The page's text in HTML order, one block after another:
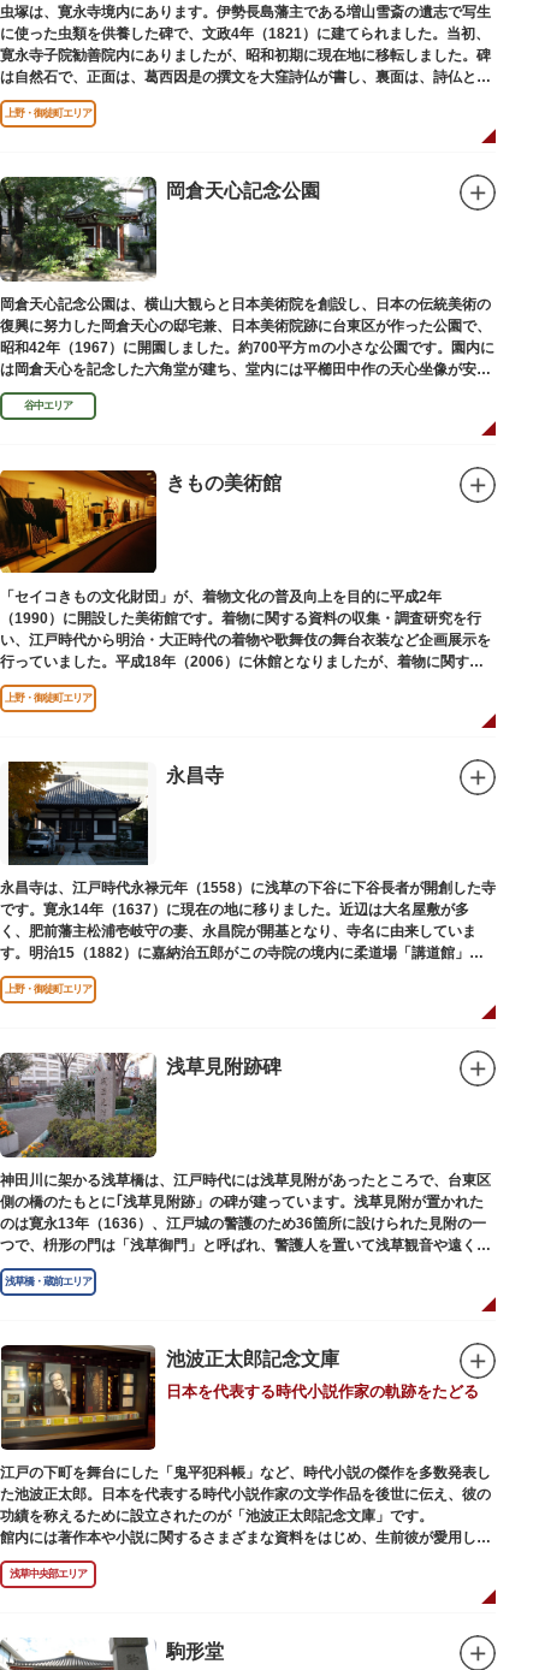
虫塚は、寛永寺境内にあります。伊勢長島藩主である増山雪斎の遺志で写生
に使った虫類を供養した碑で、文政4年（1821）に建てられました。当初、
寛永寺子院勧善院内にありましたが、昭和初期に現在地に移転しました。碑
は自然石で、正面は、葛西因是の撰文を大窪詩仏が書し、裏面は、詩仏と菊
池五山の自筆の詩が刻まれています。
上野・御徒町エリア
岡倉天心記念公園
岡倉天心記念公園は、横山大観らと日本美術院を創設し、日本の伝統美術の
復興に努力した岡倉天心の邸宅兼、日本美術院跡に台東区が作った公園で、
昭和42年（1967）に開園しました。約700平方ｍの小さな公園です。園内に
は岡倉天心を記念した六角堂が建ち、堂内には平櫛田中作の天心坐像が安置
されています。
谷中エリア
きもの美術館
「セイコきもの文化財団」が、着物文化の普及向上を目的に平成2年
（1990）に開設した美術館です。着物に関する資料の収集・調査研究を行
い、江戸時代から明治・大正時代の着物や歌舞伎の舞台衣装など企画展示を
行っていました。平成18年（2006）に休館となりましたが、着物に関する
調査研究等は引き続き本財団で行っています。
平成18年（2006）に休館
上野・御徒町エリア
永昌寺
永昌寺は、江戸時代永禄元年（1558）に浅草の下谷に下谷長者が開創した寺
です。寛永14年（1637）に現在の地に移りました。近辺は大名屋敷が多
く、肥前藩主松浦壱岐守の妻、永昌院が開基となり、寺名に由来していま
す。明治15（1882）に嘉納治五郎がこの寺院の境内に柔道場「講道館」を
設立しました。
上野・御徒町エリア
浅草見附跡碑
神田川に架かる浅草橋は、江戸時代には浅草見附があったところで、台東区
側の橋のたもとに｢浅草見附跡」の碑が建っています。浅草見附が置かれた
のは寛永13年（1636）、江戸城の警護のため36箇所に設けられた見附の一
つで、枡形の門は「浅草御門」と呼ばれ、警護人を置いて浅草観音や遠くは
奥州へ往来する人々を取り締まりました。
浅草橋・蔵前エリア
池波正太郎記念文庫
日本を代表する時代小説作家の軌跡をたどる
江戸の下町を舞台にした「鬼平犯科帳」など、時代小説の傑作を多数発表し
た池波正太郎。日本を代表する時代小説作家の文学作品を後世に伝え、彼の
功績を称えるために設立されたのが「池波正太郎記念文庫」です。
館内には著作本や小説に関するさまざまな資料をはじめ、生前彼が愛用して
いた万年筆やパイプ、帽子などが展示されています。書斎も復元されてお
り、池波正太郎をより身近に感じられるスポットです。また「池波グッズ」
とよばれる、作品の舞台を紹介した古地図やポストカード、扇子など様々な
浅草中央部エリア
駒形堂